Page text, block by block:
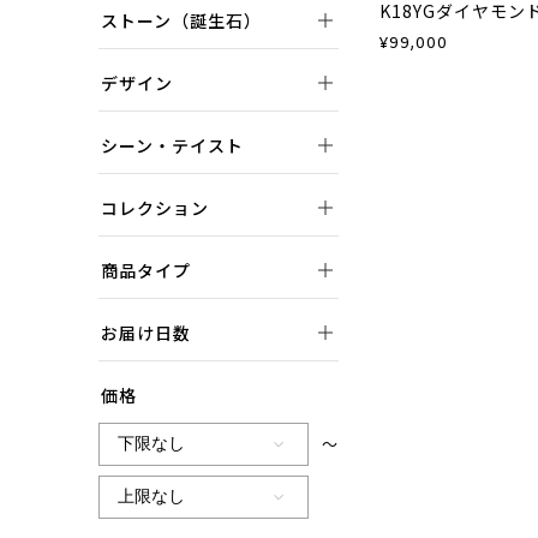
ストーン（誕生石）
デザイン
シーン・テイスト
コレクション
商品タイプ
お届け日数
価格
～
K18YGダイヤモン
¥99,000